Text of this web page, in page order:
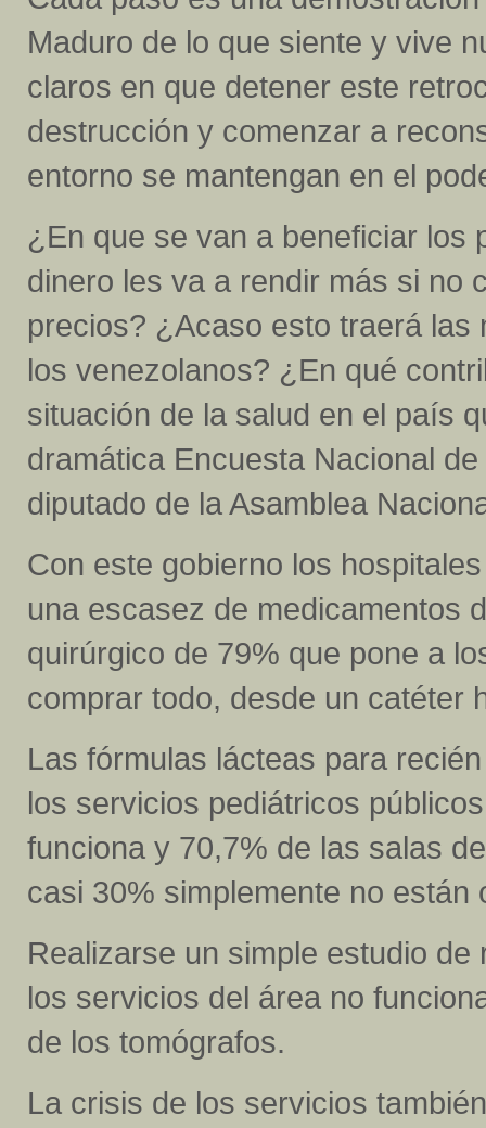
Maduro de lo que siente y vive
claros en que detener este
destrucción y comenzar a
entorno se mantengan en el
¿En que se van a beneficiar los
dinero les va a rendir más si no
precios? ¿Acaso esto traerá
los venezolanos? ¿En qué
situación de la salud en el país
dramática Encuesta Nacional
diputado de la Asamblea
Con este gobierno los
una escasez de medicamentos
quirúrgico de 79% que pone a
comprar todo, desde un catéter
Las fórmulas lácteas para
los servicios pediátricos
funciona y 70,7% de las salas
casi 30% simplemente no están
Realizarse un simple estudio
los servicios del área no
de los tomógrafos.
La crisis de los servicios